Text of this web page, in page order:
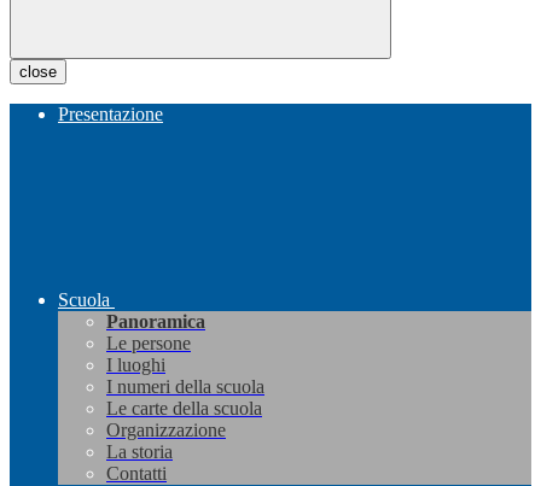
close
Presentazione
Scuola
Panoramica
Le persone
I luoghi
I numeri della scuola
Le carte della scuola
Organizzazione
La storia
Contatti